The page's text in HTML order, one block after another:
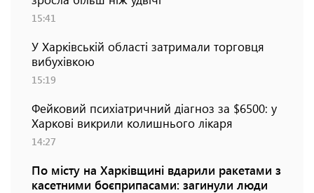
15:41
У Харківській області затримали торговця
вибухівкою
15:19
Фейковий психіатричний діагноз за $6500: у
Харкові викрили колишнього лікаря
14:27
По місту на Харківщині вдарили ракетами з
касетними боєприпасами: загинули люди